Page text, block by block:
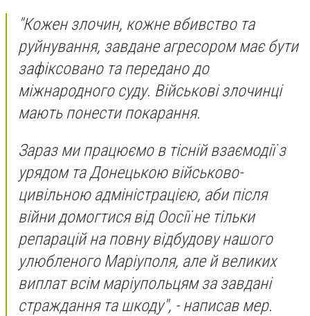
"Кожен злочин, кожне вбивство та
руйнування, завдане агресором має бути
зафіксовано та передано до
міжнародного суду. Військові злочинці
мають понести покарання.
Зараз ми працюємо в тісній взаємодії з
урядом та Донецькою військово-
цивільною адміністрацією, аби після
війни домогтися від Оосії не тільки
репарацій на повну відбудову нашого
улюбленого Маріуполя, але й великих
виплат всім маріупольцям за завдані
страждання та шкоду", - написав мер.